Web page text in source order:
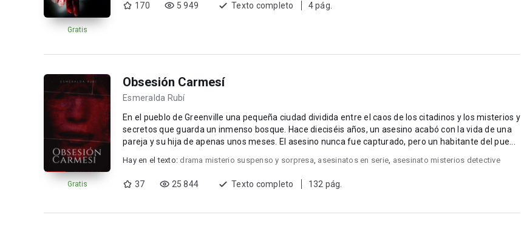
Gratis
170 5 949 Texto completo 4 pág.
Gratis
Obsesión Carmesí
Esmeralda Rubí
En el pueblo de Greenville una pequeña ciudad dividida entre el caos de los citadinos y los misterios y
secretos que guarda un inmenso bosque. Hace dieciséis años, un asesino acabó con la vida de una
pareja y su hija de apenas unos meses. El asesino nunca fue capturado, pero un habitante del pue...
Hay en el texto: drama misterio suspenso y sorpresa, asesinatos en serie, asesinato misterios detective
37 25 844 Texto completo 132 pág.